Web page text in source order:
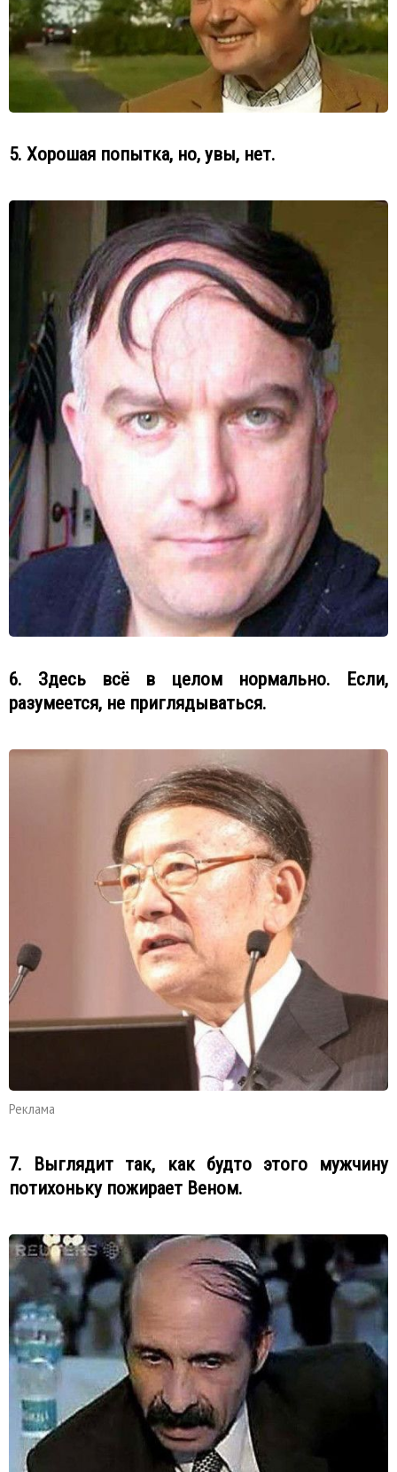
5. Хорошая попытка, но, увы, нет.
6. Здесь всё в целом нормально. Если,
разумеется, не приглядываться.
Реклама
7. Выглядит так, как будто этого мужчину
потихоньку пожирает Веном.